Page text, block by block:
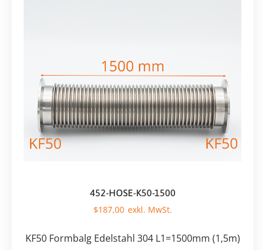
452-HOSE-K50-1500
$187,00
KF50 Formbalg Edelstahl 304 L1=1500mm (1,5m)